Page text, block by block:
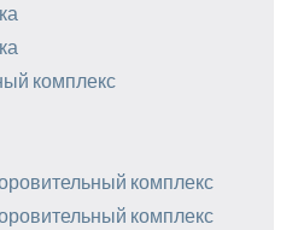
комплекс
комплекс
комплекс